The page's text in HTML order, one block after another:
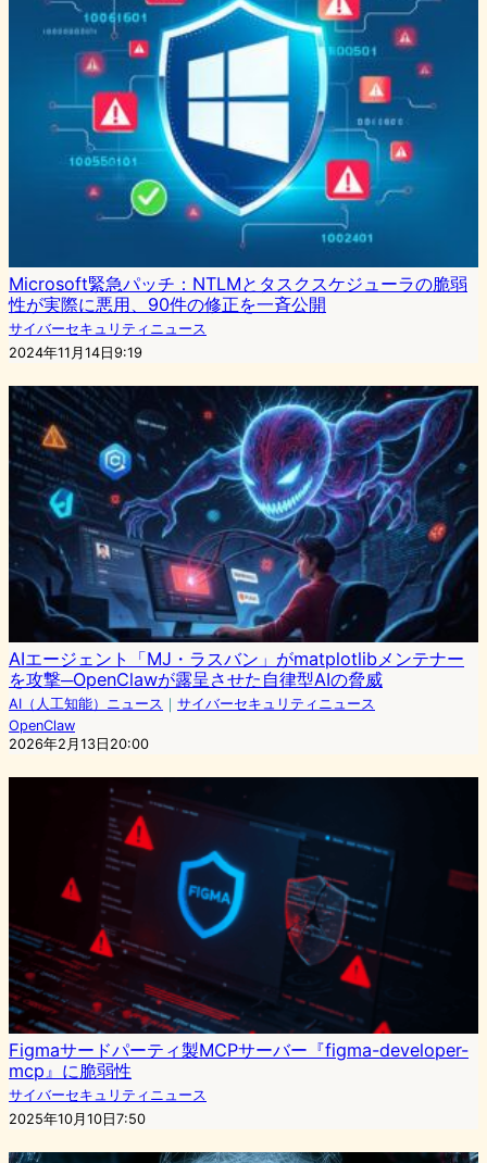
Microsoft緊急パッチ：NTLMとタスクスケジューラの脆弱
性が実際に悪用、90件の修正を一斉公開
サイバーセキュリティニュース
2024年11月14日9:19
AIエージェント「MJ・ラスバン」がmatplotlibメンテナー
を攻撃─OpenClawが露呈させた自律型AIの脅威
AI（人工知能）ニュース ｜ サイバーセキュリティニュース
OpenClaw
2026年2月13日20:00
Figmaサードパーティ製MCPサーバー『figma-developer-
mcp』に脆弱性
サイバーセキュリティニュース
2025年10月10日7:50